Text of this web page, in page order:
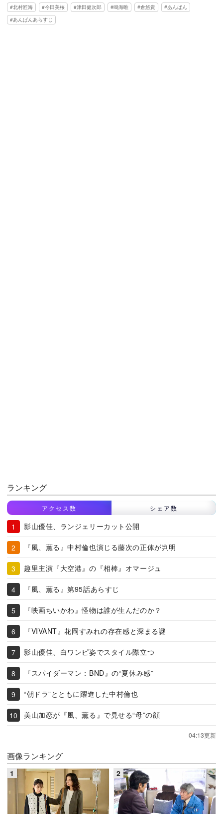
北村匠海 今田美桜 津田健次郎 鳴海唯 倉悠貴
あんぱん
あんぱんあらすじ
ランキング
アクセス数 シェア数
影山優佳、ランジェリーカット公開
『風、薫る』中村倫也演じる藤次の正体が判明
趣里主演『大空港』の『相棒』オマージュ
『風、薫る』第95話あらすじ
『映画ちいかわ』怪物は誰が生んだのか？
『VIVANT』花岡すみれの存在感と深まる謎
影山優佳、白ワンピ姿でスタイル際立つ
『スパイダーマン：BND』の“夏休み感”
“朝ドラ”とともに躍進した中村倫也
美山加恋が『風、薫る』で見せる“母”の顔
04:13更新
画像ランキング